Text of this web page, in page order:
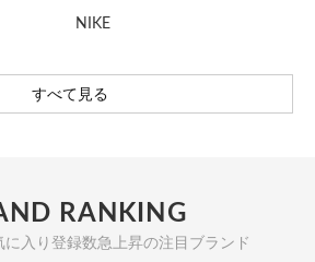
NIKE
すべて見る
RANKING
に入り登録数急上昇の注目ブランド